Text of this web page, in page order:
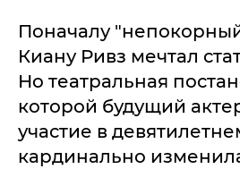
Поначалу
Киану Ривз мечтал
Но театральная
которой будущий
участие в
кардинально